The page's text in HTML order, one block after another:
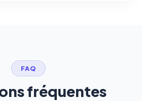
FAQ
fréquentes